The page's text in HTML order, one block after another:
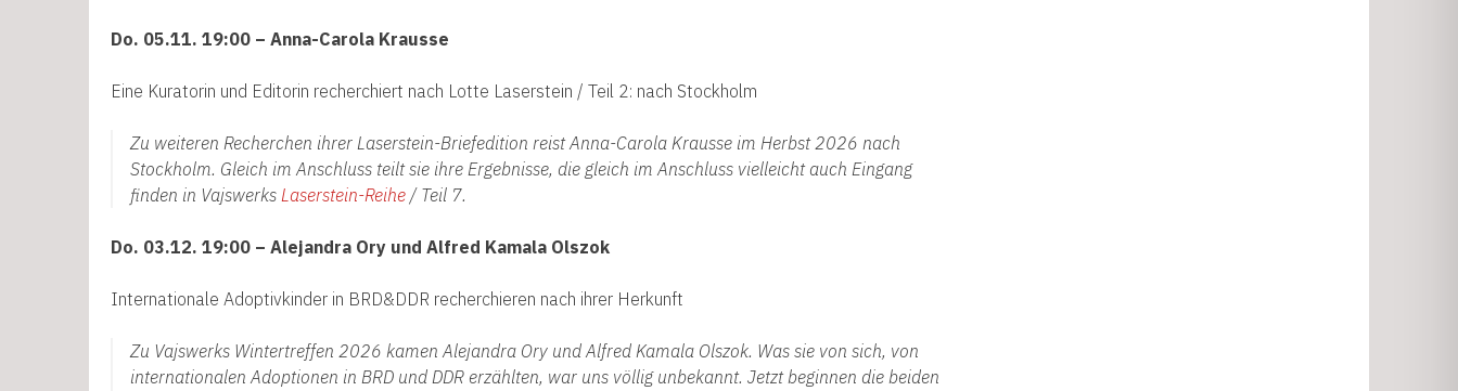
Do. 05.11. 19:00 – Anna-Carola Krausse
Eine Kuratorin und Editorin recherchiert nach Lotte Laserstein / Teil 2: nach Stockholm
Zu weiteren Recherchen ihrer Laserstein-Briefedition reist Anna-Carola Krausse im Herbst 2026 nach
Stockholm. Gleich im Anschluss teilt sie ihre Ergebnisse, die gleich im Anschluss vielleicht auch Eingang
finden in Vajswerks Laserstein-Reihe / Teil 7.
Do. 03.12. 19:00 – Alejandra Ory und Alfred Kamala Olszok
Internationale Adoptivkinder in BRD&DDR recherchieren nach ihrer Herkunft
Zu Vajswerks Wintertreffen 2026 kamen Alejandra Ory und Alfred Kamala Olszok. Was sie von sich, von
internationalen Adoptionen in BRD und DDR erzählten, war uns völlig unbekannt. Jetzt beginnen die beiden